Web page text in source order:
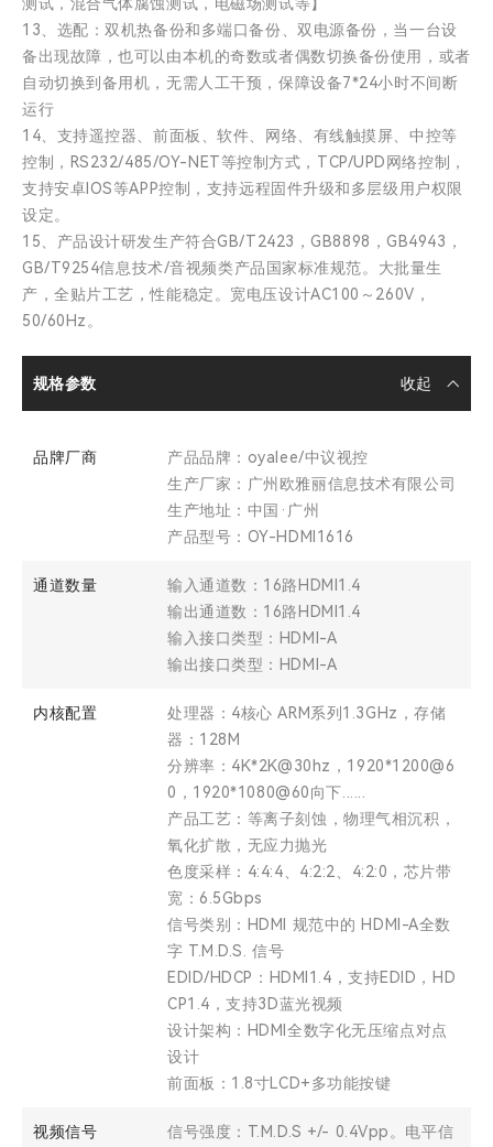
13、选配：双机热备份和多端口备份、双电源备份，当一台设
备出现故障，也可以由本机的奇数或者偶数切换备份使用，或者
自动切换到备用机，无需人工干预，保障设备7*24小时不间断
运行
14、支持遥控器、前面板、软件、网络、有线触摸屏、中控等
控制，RS232/485/OY-NET等控制方式，TCP/UPD网络控制，
支持安卓IOS等APP控制，支持远程固件升级和多层级用户权限
设定。
15、产品设计研发生产符合GB/T2423，GB8898，GB4943，
GB/T9254信息技术/音视频类产品国家标准规范。大批量生
产，全贴片工艺，性能稳定。宽电压设计AC100～260V，
50/60Hz。
规格参数
品牌厂商
产品品牌：oyalee/中议视控
生产厂家：广州欧雅丽信息技术有限公司
生产地址：中国·广州
产品型号：OY-HDMI1616
通道数量
输入通道数：16路HDMI1.4
输出通道数：16路HDMI1.4
输入接口类型：HDMI-A
输出接口类型：HDMI-A
内核配置
处理器：4核心 ARM系列1.3GHz，存储
器：128M
分辨率：4K*2K@30hz，1920*1200@6
0，1920*1080@60向下......
产品工艺：等离子刻蚀，物理气相沉积，
氧化扩散，无应力抛光
色度采样：4:4:4、4:2:2、4:2:0，芯片带
宽：6.5Gbps
信号类别：HDMI 规范中的 HDMI-A全数
字 T.M.D.S. 信号
EDID/HDCP：HDMI1.4，支持EDID，HD
CP1.4，支持3D蓝光视频
设计架构：HDMI全数字化无压缩点对点
设计
前面板：1.8寸LCD+多功能按键
视频信号
信号强度：T.M.D.S +/- 0.4Vpp。电平信